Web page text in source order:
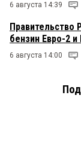
6 августа 14:39
Правительство
бензин Евро-2 и
6 августа 14:00